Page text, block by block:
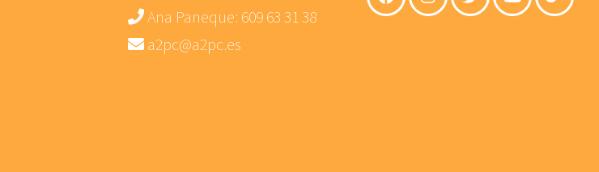
Ana Paneque: 609 63 31 38
a2pc@a2pc.es